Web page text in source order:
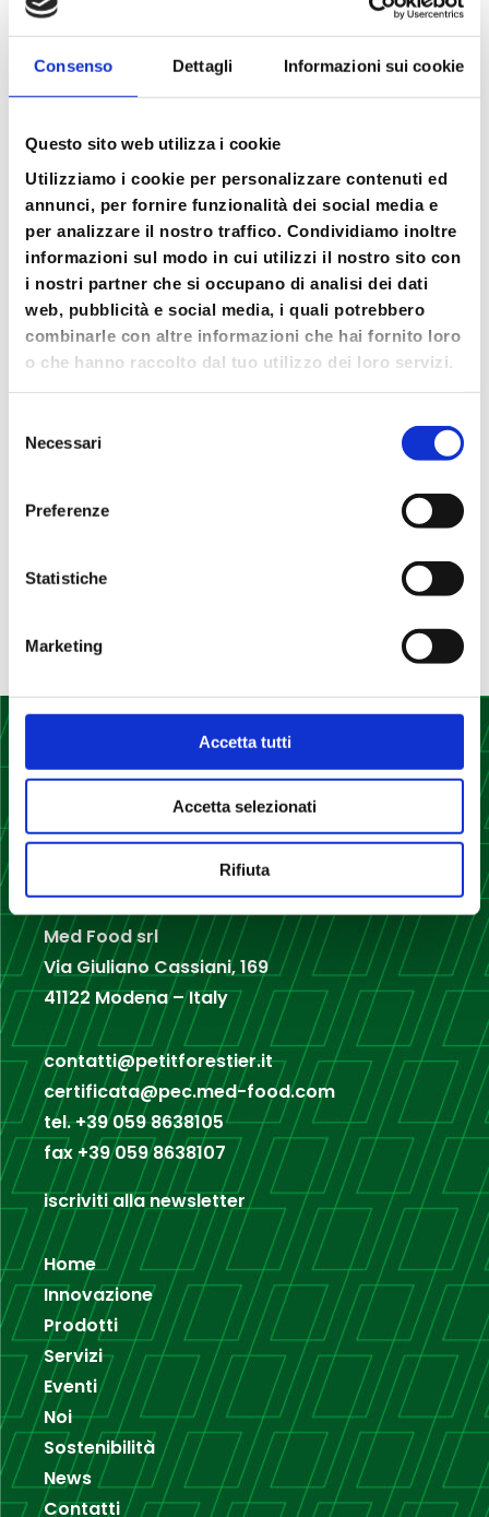
Consenso Dettagli Informazioni sui cookie
Questo sito web utilizza i cookie
Utilizziamo i cookie per personalizzare contenuti ed
annunci, per fornire funzionalità dei social media e
per analizzare il nostro traffico. Condividiamo inoltre
informazioni sul modo in cui utilizzi il nostro sito con
i nostri partner che si occupano di analisi dei dati
web, pubblicità e social media, i quali potrebbero
combinarle con altre informazioni che hai fornito loro
o che hanno raccolto dal tuo utilizzo dei loro servizi.
delNecessari
Preferenze
Statistiche
Marketing
Accetta tutti
Accetta selezionati
Rifiuta
stand in fiera.
Cerca
Articoli recenti
Ryder Cup 2023: Med Food e Petit Forestier
Italia fornitori ufficiali della competizione
internazionale di golf
Med Food & Petit Forestier: il nuovo viaggio
Med Food e Petit Forestier insieme a
VESTI IL TUO CARDBOARD COOLER!
Commenti recenti
Med Food srl
Via Giuliano Cassiani, 169
41122 Modena – Italy
contatti@petitforestier.it
certificata@pec.med-food.com
tel.+39 059 8638105
fax+39 059 8638107
iscriviti alla newsletter
Home
Innovazione
Prodotti
Servizi
Eventi
Noi
Sostenibilità
News
Contatti